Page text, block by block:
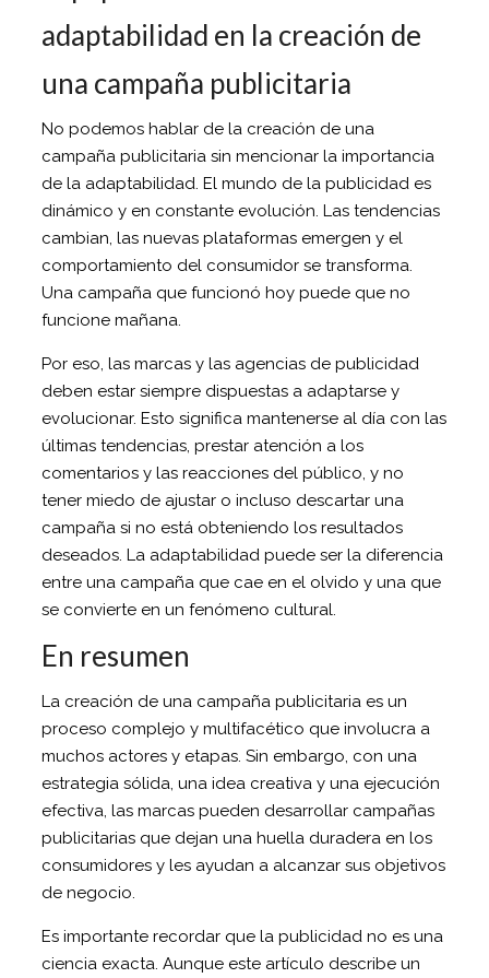
adaptabilidad en la creación de
una campaña publicitaria
No podemos hablar de la creación de una
campaña publicitaria sin mencionar la importancia
de la adaptabilidad. El mundo de la publicidad es
dinámico y en constante evolución. Las tendencias
cambian, las nuevas plataformas emergen y el
comportamiento del consumidor se transforma.
Una campaña que funcionó hoy puede que no
funcione mañana.
Por eso, las marcas y las agencias de publicidad
deben estar siempre dispuestas a adaptarse y
evolucionar. Esto significa mantenerse al día con las
últimas tendencias, prestar atención a los
comentarios y las reacciones del público, y no
tener miedo de ajustar o incluso descartar una
campaña si no está obteniendo los resultados
deseados. La adaptabilidad puede ser la diferencia
entre una campaña que cae en el olvido y una que
se convierte en un fenómeno cultural.
En resumen
La creación de una campaña publicitaria es un
proceso complejo y multifacético que involucra a
muchos actores y etapas. Sin embargo, con una
estrategia sólida, una idea creativa y una ejecución
efectiva, las marcas pueden desarrollar campañas
publicitarias que dejan una huella duradera en los
consumidores y les ayudan a alcanzar sus objetivos
de negocio.
Es importante recordar que la publicidad no es una
ciencia exacta. Aunque este artículo describe un